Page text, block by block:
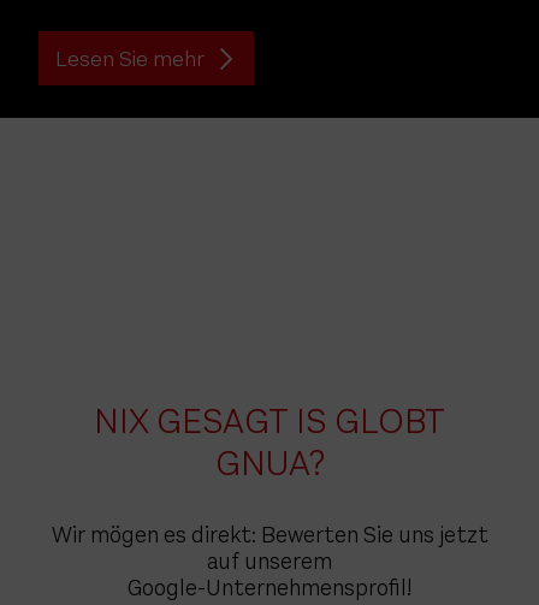
Lesen Sie mehr
NIX GESAGT IS GLOBT
GNUA?
Wir mögen es direkt: Bewerten Sie uns jetzt
auf unserem
Google-Unternehmensprofil!